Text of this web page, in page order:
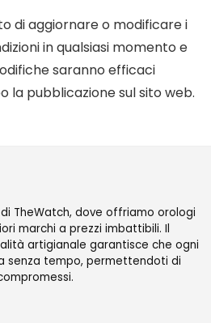
di aggiornare o modificare i
in qualsiasi momento e
saranno efficaci
la pubblicazione sul sito web.
TheWatch, dove offriamo orologi
marchi a prezzi imbattibili. Il
artigianale garantisce che ogni
senza tempo, permettendoti di